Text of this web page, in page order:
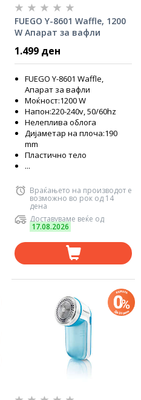
FUEGO Y-8601 Waffle, 1200
W Апарат за вафли
1.499 ден
FUEGO Y-8601 Waffle,
Апарат за вафли
Моќност:1200 W
Напон:220-240v, 50/60hz
Нелеплива облога
Дијаметар на плоча:190
mm
Пластично тело
...
Враќањето на производот е
возможно во рок од 14
дена
Доставуваме веќе од
17.08.2026